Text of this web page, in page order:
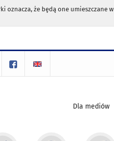
że będą one umieszczane
Dla mediów